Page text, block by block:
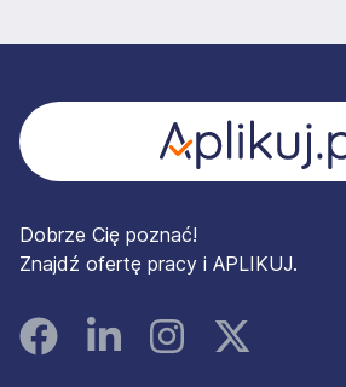
Dobrze Cię poznać!
Znajdź ofertę pracy i APLIKUJ.
FacebookLinked InInstagramInstagram